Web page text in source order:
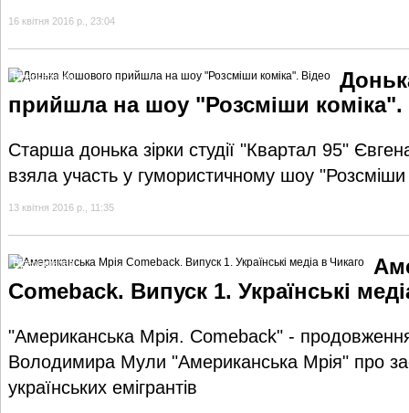
16 квітня 2016 р., 23:04
Відеогалерея
прийшла на шоу "Розсміши коміка".
Старша донька зірки студії "Квартал 95"
взяла участь у гумористичному шоу "Розсміши
13 квітня 2016 р., 11:35
Відеогалерея
Comeback. Випуск 1. Українські
"Американська Мрія. Comeback" -
Володимира Мули "Американська Мрія" про
українських емігрантів